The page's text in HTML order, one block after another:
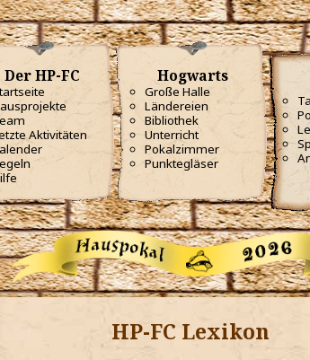
Der HP-FC
Aktivitäten
Hogwarts
Große Halle
Ländereien
Bibliothek
Unterricht
Pokalzimmer
Punktegläser
HP-FC Lexikon